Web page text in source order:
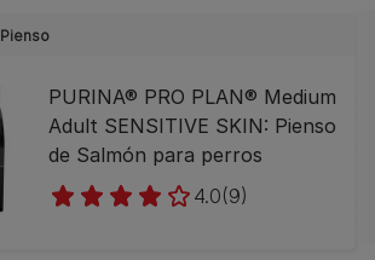
Pienso
PURINA® PRO PLAN® Medium
Adult SENSITIVE SKIN: Pienso
de Salmón para perros
4.0(9)